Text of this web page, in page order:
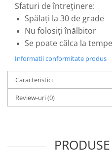
Sfaturi de întreținere:
Spălați la 30 de grade
Nu folosiți înălbitor
Se poate călca la
Informatii conformitate produs
Caracteristici
Review-uri(0)